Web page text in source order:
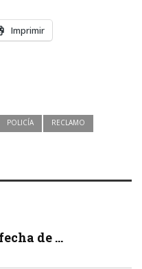
Imprimir
POLICÍA
RECLAMO
de ...